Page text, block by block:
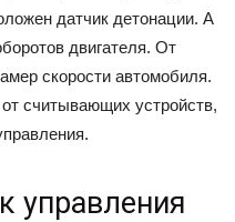
датчик детонации. А
двигателя. От
скорости автомобиля.
считывающих устройств,
управления